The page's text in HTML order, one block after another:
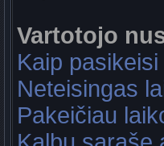
Vartotojo
Kaip
Neteisingas
Pakeičiau